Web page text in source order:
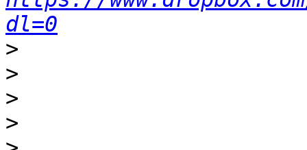
dl=0
>
>
>
>